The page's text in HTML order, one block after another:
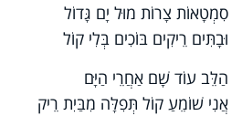
סִמְטָאוֹת צָרוֹת מוּל יָם גָּדוֹל
וּבָתִּים רֵיקִים בּוֹכִים בְּלִי קוֹל
הַלֵּב עוֹד שָׁם אַחֲרֵי הַיָּם
אֲנִי שׁוֹמֵעַ קוֹל תְּפִלָּה מִבַּיִת רֵיק